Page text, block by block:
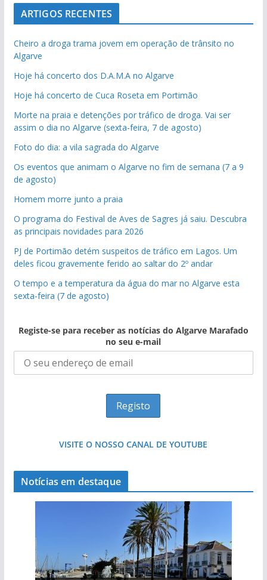
ARTIGOS RECENTES
Cheiro a droga trama jovem em operação de trânsito no
Algarve
Hoje há concerto dos D.A.M.A no Algarve
Hoje há concerto de Cuca Roseta em Portimão
Morte na praia e detenções por tráfico de droga. Vai ser
assim o dia no Algarve (sexta-feira, 7 de agosto)
Foto do dia: a vila sagrada do Algarve
Os eventos que animam o Algarve no fim de semana (7 a 9
de agosto)
Homem morre junto a praia
O programa do Festival de Aves de Sagres já saiu. Descubra
as principais novidades para 2026
PJ de Portimão detém suspeitos de tráfico em Lagos. Um
deles ficou gravemente ferido ao saltar do 2º andar
O tempo e a temperatura da água do mar no Algarve esta
sexta-feira (7 de agosto)
Registe-se para receber as notícias do Algarve Marafado
no seu e-mail
VISITE O NOSSO CANAL DE YOUTUBE
Notícias em destaque